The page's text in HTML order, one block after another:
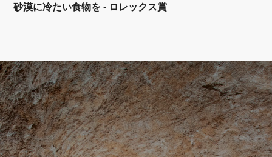
砂漠に冷たい食物を - ロレックス賞